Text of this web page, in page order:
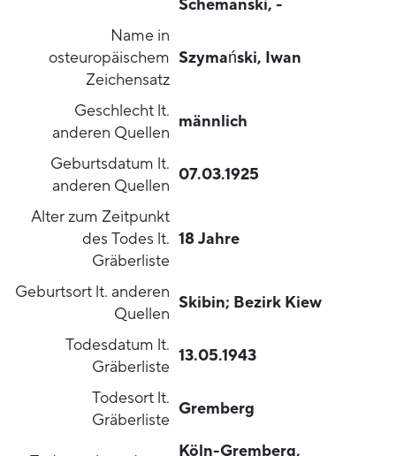
Schemanski, -
Name in
osteuropäischem
Zeichensatz
Szymański, Iwan
Geschlecht lt.
anderen Quellen
männlich
Geburtsdatum lt.
anderen Quellen
07.03.1925
Alter zum Zeitpunkt
des Todes lt.
Gräberliste
18 Jahre
Geburtsort lt. anderen
Quellen
Skibin; Bezirk Kiew
Todesdatum lt.
Gräberliste
13.05.1943
Todesort lt.
Gräberliste
Gremberg
Köln-Gremberg,